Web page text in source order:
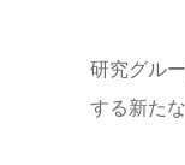
研究グル
する新た